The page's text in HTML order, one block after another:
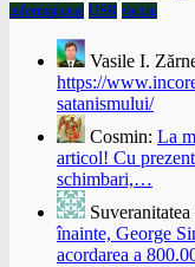
informaţional USR vaccin
Vasile I.
https://
satanismului/
Cosmin: La
articol! Cu
schimbari,…
înainte, George
acordarea a